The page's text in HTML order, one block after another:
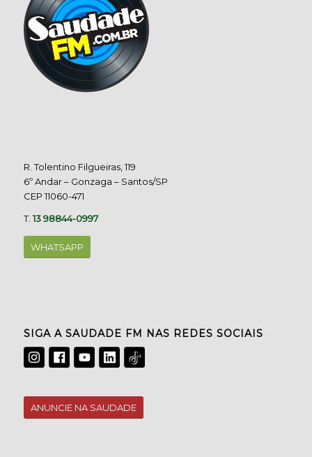
R. Tolentino Filgueiras, 119
6º Andar – Gonzaga – Santos/SP
CEP 11060-471
T.13 98844-0997
WHATSAPP
SIGA A SAUDADE FM NAS REDES SOCIAIS
ANUNCIE NA SAUDADE